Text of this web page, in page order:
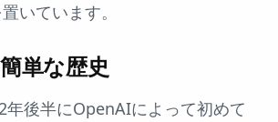
いています。
単な歴史
年後半にOpenAIによって初めて